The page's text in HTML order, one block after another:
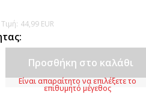
44,99 EUR
Προσθήκη στο καλάθι
Είναι απαραίτητο να επιλέξετε το
επιθυμητό μέγεθος